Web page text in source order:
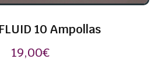
10 Ampollas
19,00€